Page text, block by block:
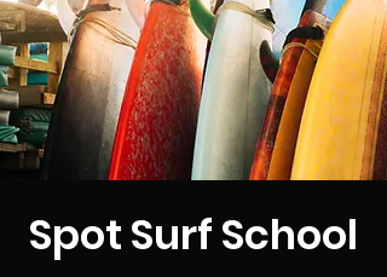
Spot Surf School